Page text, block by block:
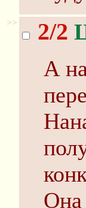
>> 2/2
А
Она